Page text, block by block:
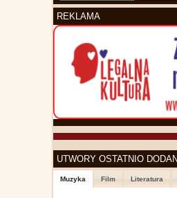
REKLAMA
UTWORY OSTATNIO
Muzyka Film Literatura